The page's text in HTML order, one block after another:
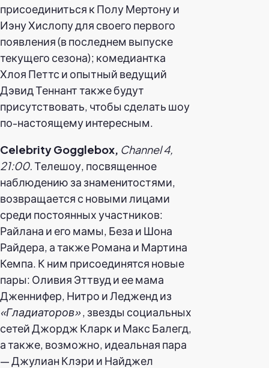
присоединиться к Полу Мертону и
Иэну Хислопу для своего первого
появления (в последнем выпуске
текущего сезона); комедиантка
Хлоя Петтс и опытный ведущий
Дэвид Теннант также будут
присутствовать, чтобы сделать шоу
по-настоящему интересным.
Celebrity Gogglebox, Channel 4,
21:00.Телешоу, посвященное
наблюдению за знаменитостями,
возвращается с новыми лицами
среди постоянных участников:
Райлана и его мамы, Беза и Шона
Райдера, а также Романа и Мартина
Кемпа. К ним присоединятся новые
пары: Оливия Эттвуд и ее мама
Дженнифер, Нитро и Ледженд из
«Гладиаторов», звезды социальных
сетей Джордж Кларк и Макс Балегд,
а также, возможно, идеальная пара
— Джулиан Клэри и Найджел